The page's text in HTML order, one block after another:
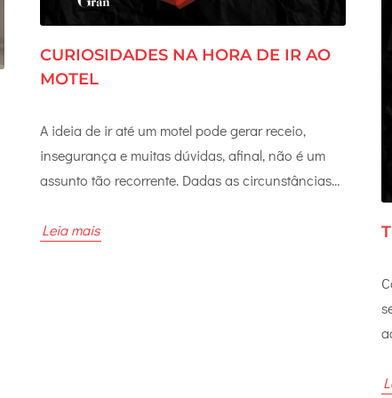
CURIOSIDADES NA HORA DE IR AO
MOTEL
A ideia de ir até um motel pode gerar receio,
insegurança e muitas dúvidas, afinal, não é um
assunto tão recorrente. Dadas as circunstâncias
podem esclarecer suas perguntas, e te trazer total
Leia mais